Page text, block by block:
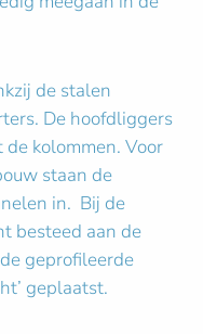
de stalen
De hoofdliggers
kolommen. Voor
staan de
in. Bij de
besteed aan de
geprofileerde
geplaatst.